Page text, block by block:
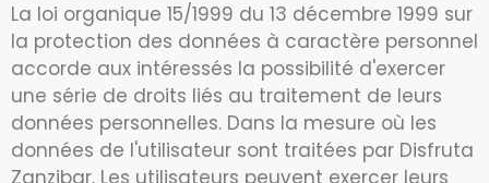
La loi organique 15/1999 du 13 décembre 1999 sur
la protection des données à caractère personnel
accorde aux intéressés la possibilité d'exercer
une série de droits liés au traitement de leurs
données personnelles. Dans la mesure où les
données de l'utilisateur sont traitées par Disfruta
Zanzibar. Les utilisateurs peuvent exercer leurs